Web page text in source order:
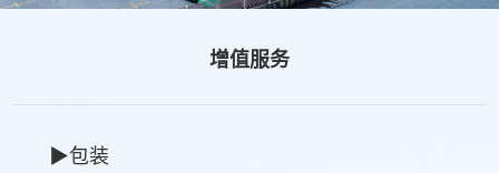
增值服务
▶包装